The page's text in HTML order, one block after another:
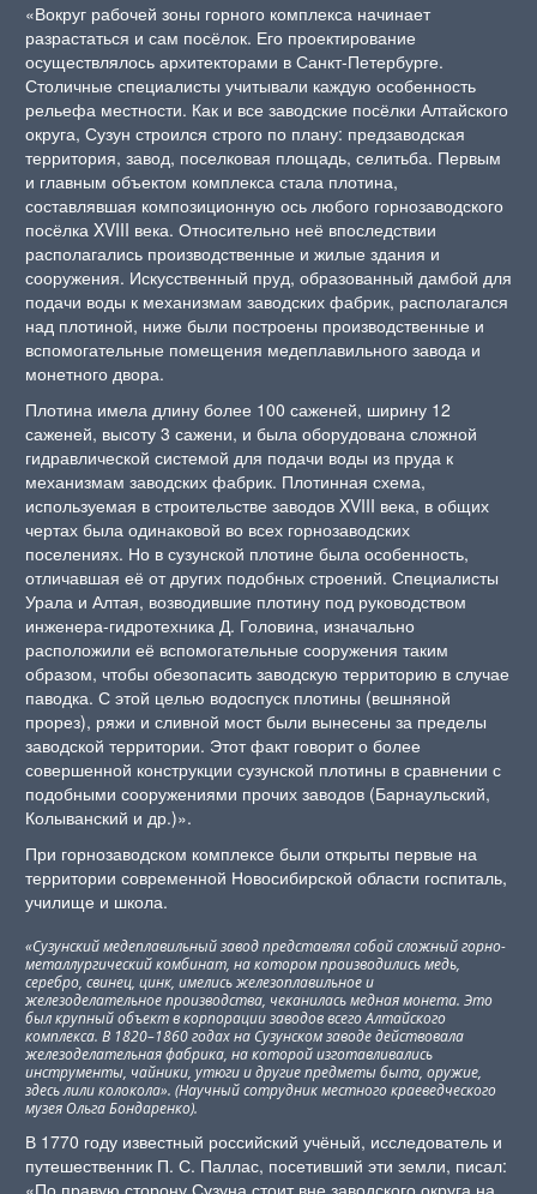
«Вокруг рабочей зоны горного комплекса начинает
разрастаться и сам посёлок. Его проектирование
осуществлялось архитекторами в Санкт-Петербурге.
Столичные специалисты учитывали каждую особенность
рельефа местности. Как и все заводские посёлки Алтайского
округа, Сузун строился строго по плану: предзаводская
территория, завод, поселковая площадь, селитьба. Первым
и главным объектом комплекса стала плотина,
составлявшая композиционную ось любого горнозаводского
посёлка XVIII века. Относительно неё впоследствии
располагались производственные и жилые здания и
сооружения. Искусственный пруд, образованный дамбой для
подачи воды к механизмам заводских фабрик, располагался
над плотиной, ниже были построены производственные и
вспомогательные помещения медеплавильного завода и
монетного двора.
Плотина имела длину более 100 саженей, ширину 12
саженей, высоту 3 сажени, и была оборудована сложной
гидравлической системой для подачи воды из пруда к
механизмам заводских фабрик. Плотинная схема,
используемая в строительстве заводов XVIII века, в общих
чертах была одинаковой во всех горнозаводских
поселениях. Но в сузунской плотине была особенность,
отличавшая её от других подобных строений. Специалисты
Урала и Алтая, возводившие плотину под руководством
инженера-гидротехника Д. Головина, изначально
расположили её вспомогательные сооружения таким
образом, чтобы обезопасить заводскую территорию в случае
паводка. С этой целью водоспуск плотины (вешняной
прорез), ряжи и сливной мост были вынесены за пределы
заводской территории. Этот факт говорит о более
совершенной конструкции сузунской плотины в сравнении с
подобными сооружениями прочих заводов (Барнаульский,
Колыванский и др.)».
При горнозаводском комплексе были открыты первые на
территории современной Новосибирской области госпиталь,
училище и школа.
«Сузунский медеплавильный завод представлял собой сложный горно-
металлургический комбинат, на котором производились медь,
серебро, свинец, цинк, имелись железоплавильное и
железоделательное производства, чеканилась медная монета. Это
был крупный объект в корпорации заводов всего Алтайского
комплекса. В 1820–1860 годах на Сузунском заводе действовала
железоделательная фабрика, на которой изготавливались
инструменты, чайники, утюги и другие предметы быта, оружие,
здесь лили колокола». (Научный сотрудник местного краеведческого
музея Ольга Бондаренко).
В 1770 году известный российский учёный, исследователь и
путешественник П. С. Паллас, посетивший эти земли, писал: